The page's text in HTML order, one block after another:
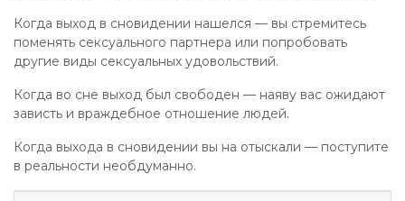
Когда выход в сновидении нашелся — вы стремитесь
поменять сексуального партнера или попробовать
другие виды сексуальных удовольствий.
Когда во сне выход был свободен — наяву вас ожидают
зависть и враждебное отношение людей.
Когда выхода в сновидении вы на отыскали — поступите
в реальности необдуманно.